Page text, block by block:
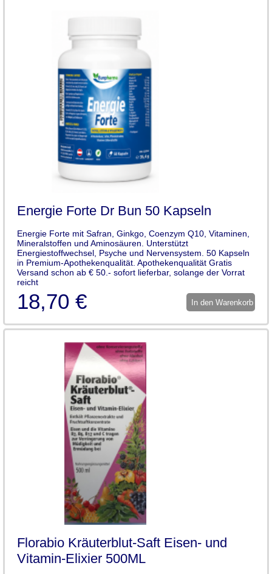
Energie Forte Dr Bun 50 Kapseln
Energie Forte mit Safran, Ginkgo, Coenzym Q10, Vitaminen,
Mineralstoffen und Aminosäuren. Unterstützt
Energiestoffwechsel, Psyche und Nervensystem. 50 Kapseln
in Premium-Apothekenqualität. Apothekenqualität Gratis
Versand schon ab € 50.- sofort lieferbar, solange der Vorrat
reicht
18,70 € In den Warenkorb
Florabio Kräuterblut-Saft Eisen- und
Vitamin-Elixier 500ML